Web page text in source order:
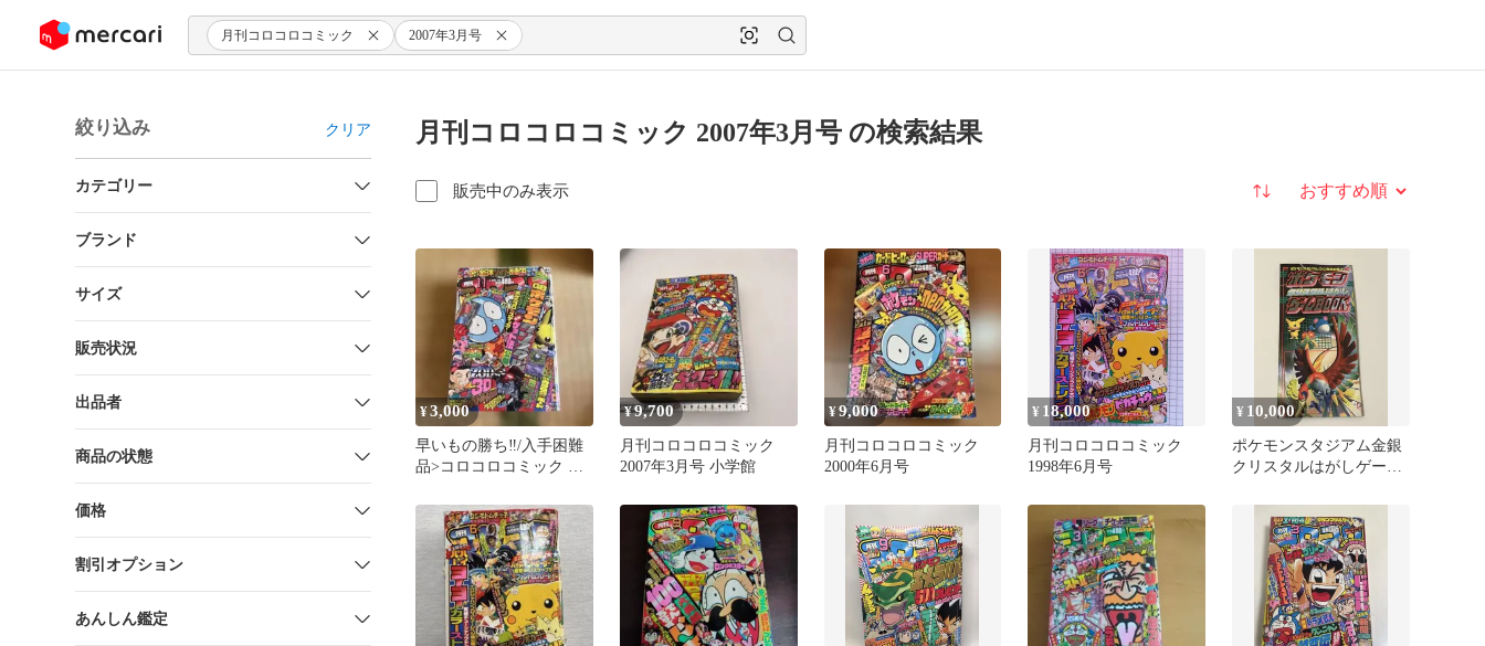
ツにスキップ 月刊コロコロコミック 2007年3月号
絞り込み クリア
カテゴリー
ブランド
サイズ
販売状況
出品者
商品の状態
価格
割引オプション
あんしん鑑定
月刊コロコロコミック 2007年3月号 の検索結果
販売中のみ表示 並び替え
¥3,000
早いもの勝ち‼️/入手困難
品>コロコロコミック 月
¥9,700
月刊コロコロコミック
2007年3月号 小学館
¥9,000
月刊コロコロコミック
2000年6月号
¥ 18,000
月刊コロコロコミック
1998年6月号
¥ 10,000
ポケモンスタジアム金銀
クリスタルはがしゲーム